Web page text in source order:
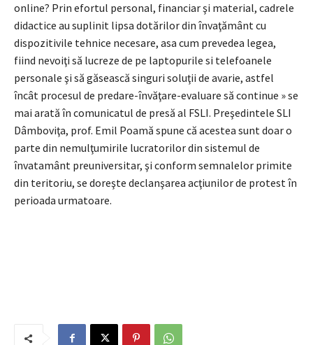
online? Prin efortul personal, financiar şi material, cadrele
didactice au suplinit lipsa dotărilor din învaţământ cu
dispozitivile tehnice necesare, asa cum prevedea legea,
fiind nevoiţi să lucreze de pe laptopurile si telefoanele
personale şi să găsească singuri soluţii de avarie, astfel
încât procesul de predare-învăţare-evaluare să continue » se
mai arată în comunicatul de presă al FSLI. Preşedintele SLI
Dâmboviţa, prof. Emil Poamă spune că acestea sunt doar o
parte din nemulţumirile lucratorilor din sistemul de
învatamânt preuniversitar, şi conform semnalelor primite
din teritoriu, se doreşte declanşarea acţiunilor de protest în
perioada urmatoare.